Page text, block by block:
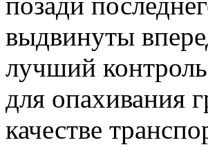
выдвинуты
лучший
для опахивания
качестве